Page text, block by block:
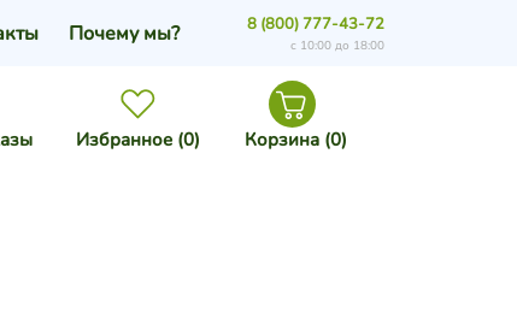
Избранное (0) Корзина (0)
Почему мы? 8 (800) 777-43-72
с 10:00 до 18:00